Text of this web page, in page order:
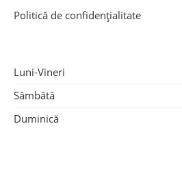
Politică de confidențialitate
Luni-Vineri
Sâmbătă
Duminică